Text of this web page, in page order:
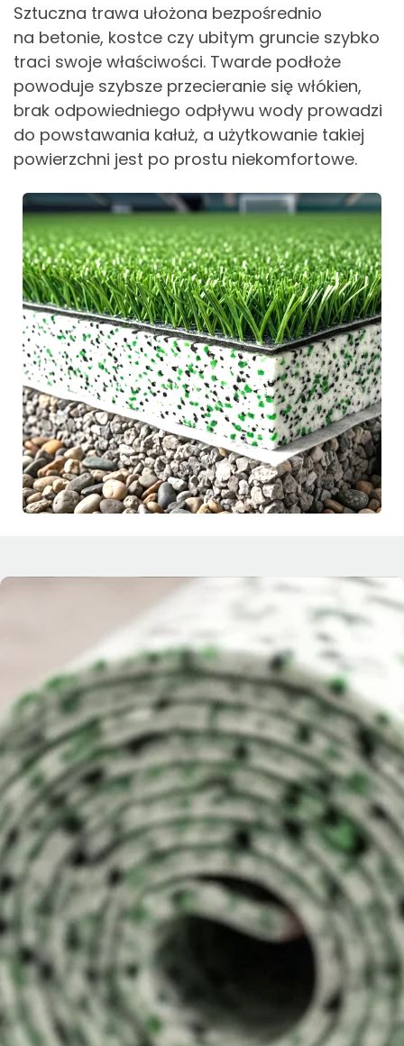
Sztuczna trawa ułożona bezpośrednio
na betonie, kostce czy ubitym gruncie szybko
traci swoje właściwości. Twarde podłoże
powoduje szybsze przecieranie się włókien,
brak odpowiedniego odpływu wody prowadzi
do powstawania kałuż, a użytkowanie takiej
powierzchni jest po prostu niekomfortowe.